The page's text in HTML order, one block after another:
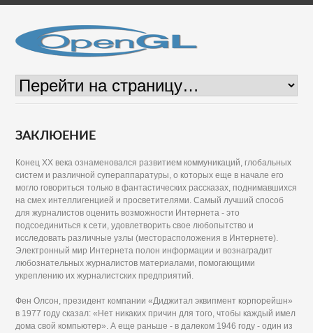
ЗАКЛЮЕНИЕ
Конец XX века ознаменовался развитием коммуникаций, глобальных
систем и различной супераппаратуры, о которых еще в начале его
могло говориться только в фантастических рассказах, поднимавшихся
на смех интеллигенцией и просветителями. Самый лучший способ
для журналистов оценить возможности Интернета - это
подсоединиться к сети, удовлетворить свое любопытство и
исследовать различные узлы (месторасположения в Интернете).
Электронный мир Интернета полон информации и вознаградит
любознательных журналистов материалами, помогающими
укреплению их журналистских предприятий.
Фен Олсон, президент компании «Диджитал эквипмент корпорейшн»
в 1977 году сказал: «Нет никаких причин для того, чтобы каждый имел
дома свой компьютер». А еще раньше - в далеком 1946 году - один из